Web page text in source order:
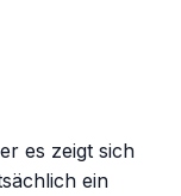
es zeigt sich
ein